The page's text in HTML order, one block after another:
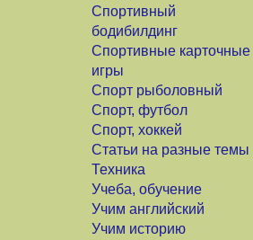
Спортивный
бодибилдинг
Спортивные карточные
игры
Спорт рыболовный
Спорт, футбол
Спорт, хоккей
Статьи на разные темы
Техника
Учеба, обучение
Учим английский
Учим историю